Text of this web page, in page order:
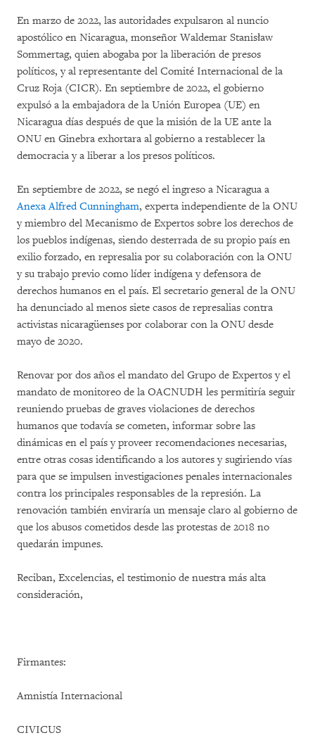
En marzo de 2022, las autoridades expulsaron al nuncio
apostólico en Nicaragua, monseñor Waldemar Stanisław
Sommertag, quien abogaba por la liberación de presos
políticos, y al representante del Comité Internacional de la
Cruz Roja (CICR). En septiembre de 2022, el gobierno
expulsó a la embajadora de la Unión Europea (UE) en
Nicaragua días después de que la misión de la UE ante la
ONU en Ginebra exhortara al gobierno a restablecer la
democracia y a liberar a los presos políticos.
En septiembre de 2022, se negó el ingreso a Nicaragua a
Anexa Alfred Cunningham, experta independiente de la ONU
y miembro del Mecanismo de Expertos sobre los derechos de
los pueblos indígenas, siendo desterrada de su propio país en
exilio forzado, en represalia por su colaboración con la ONU
y su trabajo previo como líder indígena y defensora de
derechos humanos en el país. El secretario general de la ONU
ha denunciado al menos siete casos de represalias contra
activistas nicaragüenses por colaborar con la ONU desde
mayo de 2020.
Renovar por dos años el mandato del Grupo de Expertos y el
mandato de monitoreo de la OACNUDH les permitiría seguir
reuniendo pruebas de graves violaciones de derechos
humanos que todavía se cometen, informar sobre las
dinámicas en el país y proveer recomendaciones necesarias,
entre otras cosas identificando a los autores y sugiriendo vías
para que se impulsen investigaciones penales internacionales
contra los principales responsables de la represión. La
renovación también enviraría un mensaje claro al gobierno de
que los abusos cometidos desde las protestas de 2018 no
quedarán impunes.
Reciban, Excelencias, el testimonio de nuestra más alta
consideración,
Firmantes:
Amnistía Internacional
CIVICUS